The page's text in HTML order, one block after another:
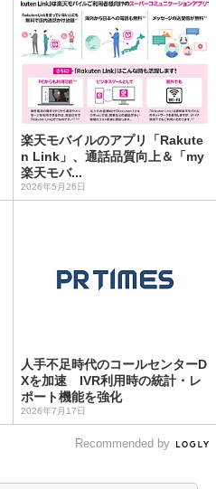
楽天モバイルのアプリ「Rakute
n Link」、通話品質向上＆「my
楽天モバ...
2026年5月26日
人手不足時代のコールセンターD
Xを加速 IVR利用時の統計・レ
ポート機能を強化
2026年7月17日
Recommended by